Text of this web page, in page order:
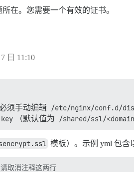
在。您需要一个有效的证书。
日 11:10
须手动编辑 /etc/nginx/conf.d/
（默认值为 /shared/ssl/
模板）。示例 yml 包含
取消注释这两行